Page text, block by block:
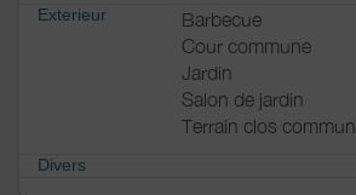
Exterieur
Barbecue
Cour commune
Jardin
Salon de jardin
Terrain clos commun
Divers